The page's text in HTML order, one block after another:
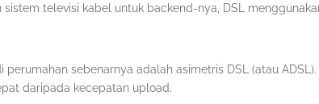
televisi kabel untuk backend-nya, DSL
sebenarnya adalah asimetris DSL (atau
daripada kecepatan upload.